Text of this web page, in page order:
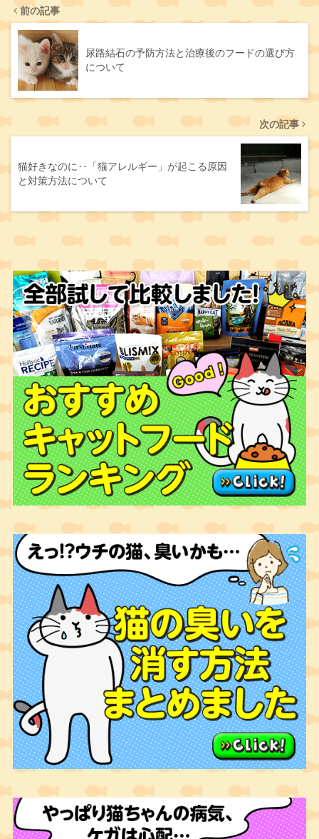
前の記事
尿路結石の予防方法と治療後のフードの選び方
について
次の記事
猫好きなのに‥「猫アレルギー」が起こる原因
と対策方法について